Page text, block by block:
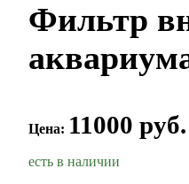
Фильтр
Цена: 11000 руб.
есть в наличии